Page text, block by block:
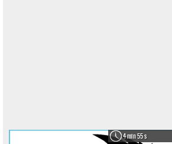
4 min 55 s